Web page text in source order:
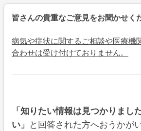
皆さんの貴重なご意見をお聞かせく
病気や症状に関するご相談や医療機
合わせは受け付けておりません。
「知りたい情報は見つかりまし
い」 と回答された方へおうかが